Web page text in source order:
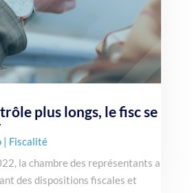
plus longs, le fisc se
| Fiscalité
la chambre des représentants a
des dispositions fiscales et